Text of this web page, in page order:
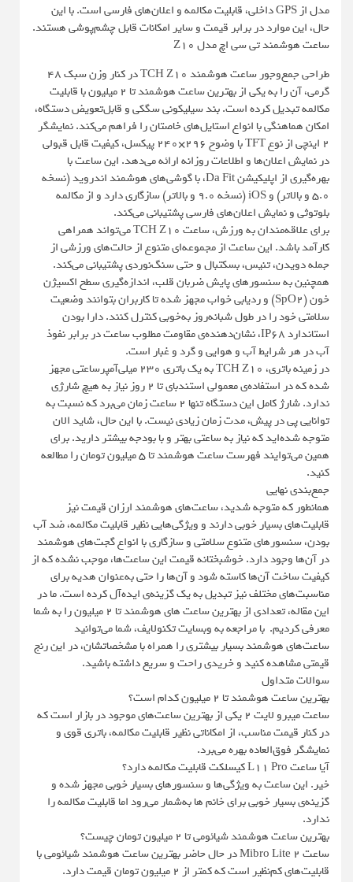
مدل از GPS داخلی، قابلیت مکالمه و اعلان‌های فارسی است. با این
حال، این موارد در برابر قیمت و سایر امکانات قابل چشم‌پوشی هستند.
ساعت هوشمند تی سی اچ مدل Z10
طراحی جمع‌وجور ساعت هوشمند TCH Z10 در کنار وزن سبک ۴۸
گرمی، آن را به یکی از بهترین ساعت هوشمند تا 2 میلیون با قابلیت
مکالمه تبدیل کرده است. بند سیلیکونی سگکی و قابل‌تعویض دستگاه،
امکان هماهنگی با انواع استایل‌های خاصتان را فراهم می‌کند. نمایشگر
۲ اینچی از نوع TFT با وضوح ۲۹۶×۲۴۰ پیکسل، کیفیت قابل قبولی
در نمایش اعلان‌ها و اطلاعات روزانه ارائه می‌دهد. این ساعت با
بهره‌گیری از اپلیکیشن Da Fit، با گوشی‌های هوشمند اندروید (نسخه
۵.۰ و بالاتر) و iOS (نسخه ۹.۰ و بالاتر) سازگاری دارد و از مکالمه
بلوتوثی و نمایش اعلان‌های فارسی پشتیبانی می‌کند.
برای علاقه‌مندان به ورزش، ساعت TCH Z10 می‌تواند همراهی
کارآمد باشد. این ساعت از مجموعه‌ای متنوع از حالت‌های ورزشی از
جمله دویدن، تنیس، بسکتبال و حتی سنگ‌نوردی پشتیبانی می‌کند.
همچنین به سنسورهای پایش ضربان قلب، اندازه‌گیری سطح اکسیژن
خون (SpO2) و ردیابی خواب مجهز شده تا کاربران بتوانند وضعیت
سلامتی خود را در طول شبانه‌روز به‌خوبی کنترل کنند. دارا بودن
استاندارد IP68، نشان‌دهنده‌ی مقاومت مطلوب ساعت در برابر نفوذ
آب در هر شرایط آب و هوایی و گرد و غبار است.
در زمینه باتری، TCH Z10 به یک باتری ۲۳۰ میلی‌آمپرساعتی مجهز
شده که در استفاده‌ی معمولی استندبای تا ۲ روز نیاز به هیچ شارژی
ندارد. شارژ کامل این دستگاه تنها ۲ ساعت زمان می‌برد که نسبت به
توانایی پی در پیش، مدت زمان زیادی نیست. با این حال، شاید الان
متوجه شده‌اید که نیاز به ساعتی بهتر و با بودجه بیشتر دارید. برای
همین می‌توایند فهرست ساعت هوشمند تا 5 میلیون تومان را مطالعه
کنید.
جمع‌بندی نهایی
همانطور که متوجه شدید، ساعت‌های هوشمند ارزان قیمت نیز
قابلیت‌های بسیار خوبی دارند و ویژگی‌هایی نظیر قابلیت مکالمه، ضد آب
بودن، سنسورهای متنوع سلامتی و سازگاری با انواع گجت‌های هوشمند
در آن‌ها وجود دارد. خوشبختانه قیمت این ساعت‌ها، موجب نشده که از
کیفیت ساخت آن‌ها کاسته شود و آن‌ها را حتی به‌عنوان هدیه برای
مناسبت‌های مختلف نیز تبدیل به یک گزینه‌ی ایده‌آل کرده است. ما در
این مقاله، تعدادی از بهترین ساعت های هوشمند تا 2 میلیون را به شما
معرفی کردیم. با مراجعه به وبسایت تکنولایف، شما می‌توانید
ساعت‌های هوشمند بسیار بیشتری را همراه با مشخصاتشان، در این رنج
قیمتی مشاهده کنید و خریدی راحت و سریع داشته باشید.
سوالات متداول
بهترین ساعت هوشمند تا 2 میلیون کدام است؟
ساعت میبرو لایت ۲ یکی از بهترین ساعت‌های موجود در بازار است که
در کنار قیمت مناسب، از امکاناتی نظیر قابلیت مکالمه، باتری قوی و
نمایشگر فوق‌العاده بهره می‌برد.
آیا ساعت L11 Pro کیسلکت قابلیت مکالمه دارد؟
خیر. این ساعت به ویژگی‌ها و سنسورهای بسیار خوبی مجهز شده و
گزینه‌ی بسیار خوبی برای خانم ها به‌شمار می‌رود اما قابلیت مکالمه را
ندارد.
بهترین ساعت هوشمند شیائومی تا ۲ میلیون تومان چیست؟
ساعت Mibro Lite 2 در حال حاضر بهترین ساعت هوشمند شیائومی با
قابلیت‌های کم‌نظیر است که کمتر از ۲ میلیون تومان قیمت دارد.